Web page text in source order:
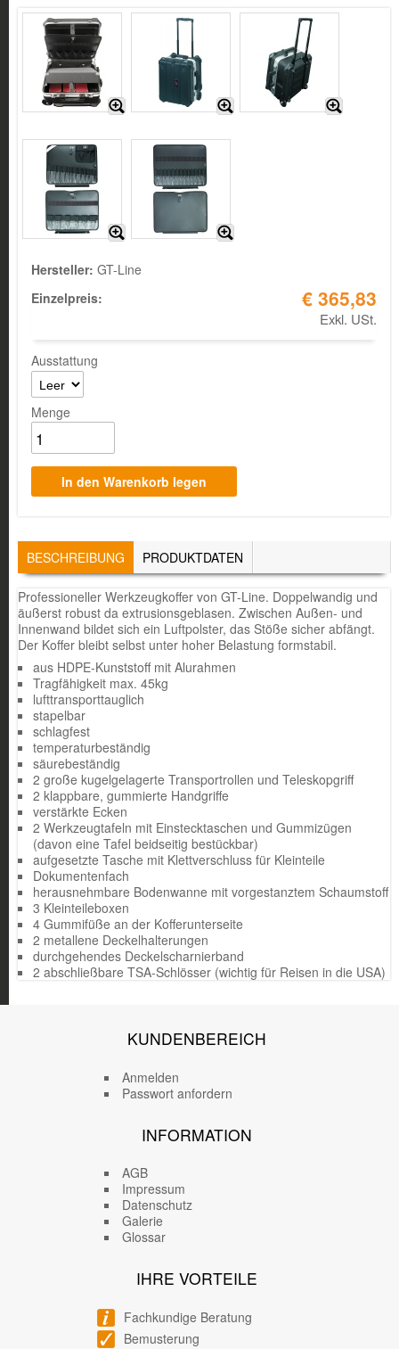
Hersteller: GT-Line
Einzelpreis:
€ 365,83
Exkl. USt.
Ausstattung
Menge
TABS
BESCHREIBUNG (AKTIVER
REITER)
PRODUKTDATEN
Professioneller Werkzeugkoffer von GT-Line. Doppelwandig und
äußerst robust da extrusionsgeblasen. Zwischen Außen- und
Innenwand bildet sich ein Luftpolster, das Stöße sicher abfängt.
Der Koffer bleibt selbst unter hoher Belastung formstabil.
aus HDPE-Kunststoff mit Alurahmen
Tragfähigkeit max. 45kg
lufttransporttauglich
stapelbar
schlagfest
temperaturbeständig
säurebeständig
2 große kugelgelagerte Transportrollen und Teleskopgriff
2 klappbare, gummierte Handgriffe
verstärkte Ecken
2 Werkzeugtafeln mit Einstecktaschen und Gummizügen
(davon eine Tafel beidseitig bestückbar)
aufgesetzte Tasche mit Klettverschluss für Kleinteile
Dokumentenfach
herausnehmbare Bodenwanne mit vorgestanztem Schaumstoff
3 Kleinteileboxen
4 Gummifüße an der Kofferunterseite
2 metallene Deckelhalterungen
durchgehendes Deckelscharnierband
2 abschließbare TSA-Schlösser (wichtig für Reisen in die USA)
KUNDENBEREICH
Anmelden
Passwort anfordern
INFORMATION
AGB
Impressum
Datenschutz
Galerie
Glossar
IHRE VORTEILE
Fachkundige Beratung
Bemusterung